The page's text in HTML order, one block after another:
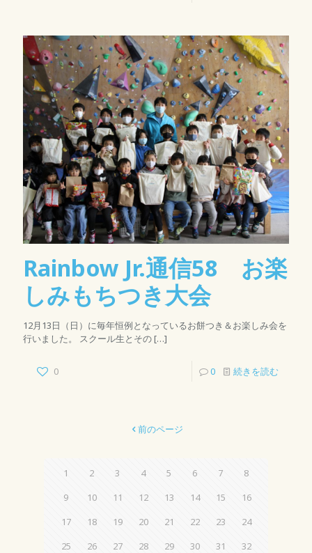
Rainbow Jr.通信58 お楽
しみもちつき大会
12月13日（日）に毎年恒例となっているお餅つき＆お楽しみ会を
行いました。 スクール生とその[…]
0 0 続きを読む
前のページ
1 2 3 4 5 6 7
8
9
10 11 12 13 14 15
16
17
18 19 20 21 22 23
24
25
26 27 28 29 30 31
32